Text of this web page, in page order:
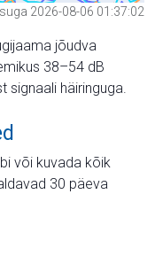
2026-08-06 01:37:02
jõudva
38–54 dB
signaali häiringuga.
või kuvada kõik
30 päeva